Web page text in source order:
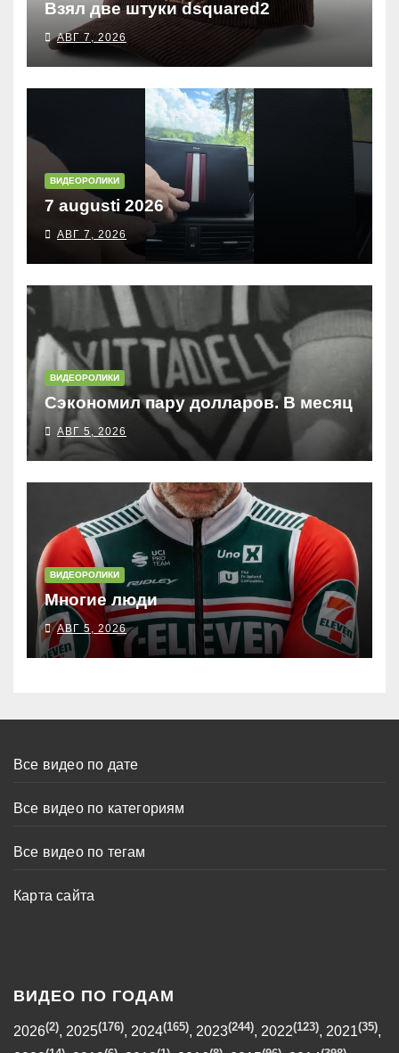
Взял две штуки dsquared2
АВГ 7, 2026
ВИДЕОРОЛИКИ
7 augusti 2026
АВГ 7, 2026
ВИДЕОРОЛИКИ
Сэкономил пару долларов. В месяц
АВГ 5, 2026
ВИДЕОРОЛИКИ
Многие люди
АВГ 5, 2026
Все видео по дате
Все видео по категориям
Все видео по тегам
Карта сайта
ВИДЕО ПО ГОДАМ
2026(2), 2025(176), 2024(165), 2023(244), 2022(123), 2021(35),